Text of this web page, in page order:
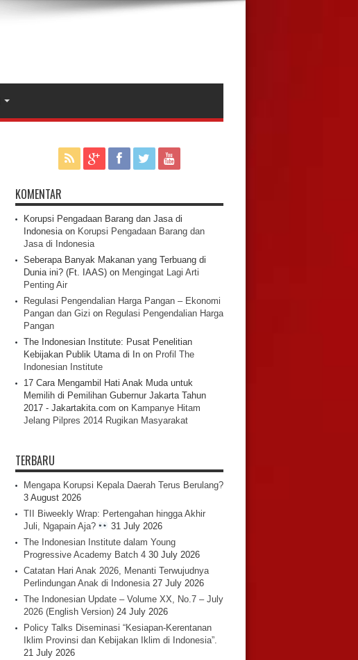
KOMENTAR
Korupsi Pengadaan Barang dan Jasa di
Indonesiaon Korupsi Pengadaan Barang dan
Jasa di Indonesia
Seberapa Banyak Makanan yang Terbuang di
Dunia ini? (Ft. IAAS)on Mengingat Lagi Arti
Penting Air
Regulasi Pengendalian Harga Pangan – Ekonomi
Pangan dan Gizi on Regulasi Pengendalian Harga
Pangan
The Indonesian Institute: Pusat Penelitian
Kebijakan Publik Utama di Inon Profil The
Indonesian Institute
17 Cara Mengambil Hati Anak Muda untuk
Memilih di Pemilihan Gubernur Jakarta Tahun
2017 - Jakartakita.com on Kampanye Hitam
Jelang Pilpres 2014 Rugikan Masyarakat
TERBARU
Mengapa Korupsi Kepala Daerah Terus Berulang?
3 August 2026
TII Biweekly Wrap: Pertengahan hingga Akhir
Juli, Ngapain Aja?
31 July 2026
The Indonesian Institute dalam Young
Progressive Academy Batch 4 30 July 2026
Catatan Hari Anak 2026, Menanti Terwujudnya
Perlindungan Anak di Indonesia 27 July 2026
The Indonesian Update – Volume XX, No.7 – July
2026 (English Version) 24 July 2026
Policy Talks Diseminasi “Kesiapan-Kerentanan
Iklim Provinsi dan Kebijakan Iklim di Indonesia”.
21 July 2026